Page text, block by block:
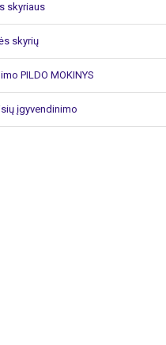
skyriaus
skyrių
PILDO MOKINYS
įgyvendinimo